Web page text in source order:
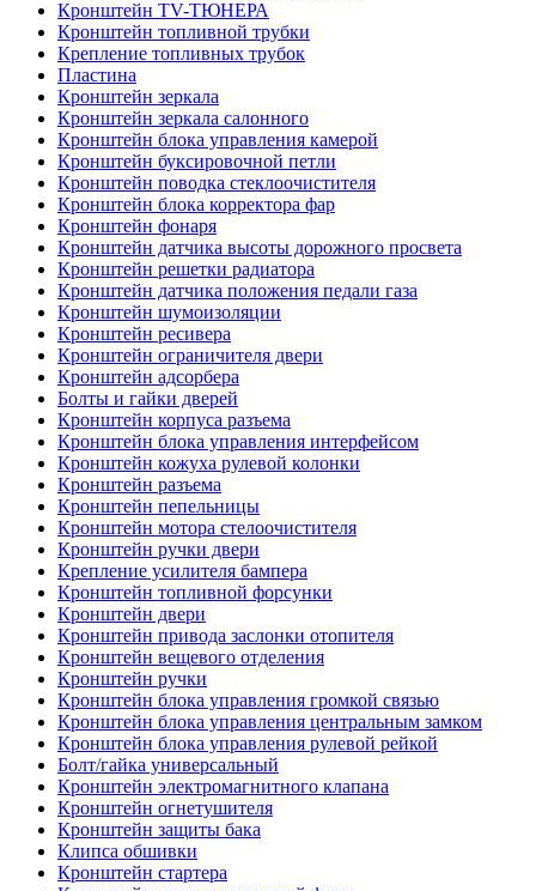
Кронштейн TV-ТЮНЕРА
Кронштейн топливной трубки
Крепление топливных трубок
Пластина
Кронштейн зеркала
Кронштейн зеркала салонного
Кронштейн блока управления камерой
Кронштейн буксировочной петли
Кронштейн поводка стеклоочистителя
Кронштейн блока корректора фар
Кронштейн фонаря
Кронштейн датчика высоты дорожного просвета
Кронштейн решетки радиатора
Кронштейн датчика положения педали газа
Кронштейн шумоизоляции
Кронштейн ресивера
Кронштейн ограничителя двери
Кронштейн адсорбера
Болты и гайки дверей
Кронштейн корпуса разъема
Кронштейн блока управления интерфейсом
Кронштейн кожуха рулевой колонки
Кронштейн разъема
Кронштейн пепельницы
Кронштейн мотора стелоочистителя
Кронштейн ручки двери
Крепление усилителя бампера
Кронштейн топливной форсунки
Кронштейн двери
Кронштейн привода заслонки отопителя
Кронштейн вещевого отделения
Кронштейн ручки
Кронштейн блока управления громкой связью
Кронштейн блока управления центральным замком
Кронштейн блока управления рулевой рейкой
Болт/гайка универсальный
Кронштейн электромагнитного клапана
Кронштейн огнетушителя
Кронштейн защиты бака
Клипса обшивки
Кронштейн стартера